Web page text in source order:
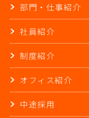
部門・仕事紹介
社員紹介
制度紹介
オフィス紹介
中途採用